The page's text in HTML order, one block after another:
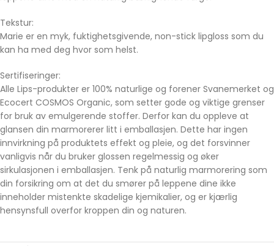
Tekstur:
Marie er en myk, fuktighetsgivende, non-stick lipgloss som du
kan ha med deg hvor som helst.
Sertifiseringer:
Alle Lips-produkter er 100% naturlige og forener Svanemerket og
Ecocert COSMOS Organic, som setter gode og viktige grenser
for bruk av emulgerende stoffer. Derfor kan du oppleve at
glansen din marmorerer litt i emballasjen. Dette har ingen
innvirkning på produktets effekt og pleie, og det forsvinner
vanligvis når du bruker glossen regelmessig og øker
sirkulasjonen i emballasjen. Tenk på naturlig marmorering som
din forsikring om at det du smører på leppene dine ikke
inneholder mistenkte skadelige kjemikalier, og er kjærlig
hensynsfull overfor kroppen din og naturen.